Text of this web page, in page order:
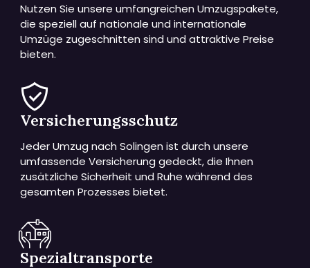
Nutzen Sie unsere umfangreichen Umzugspakete,
die speziell auf nationale und internationale
Umzüge zugeschnitten sind und attraktive Preise
bieten.
Versicherungsschutz
Jeder Umzug nach Solingen ist durch unsere
umfassende Versicherung gedeckt, die Ihnen
zusätzliche Sicherheit und Ruhe während des
gesamten Prozesses bietet.
Spezialtransporte